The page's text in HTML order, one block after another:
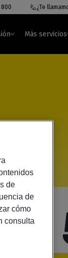
800 ¿Te
Más servicios
de
de
cómo
consulta